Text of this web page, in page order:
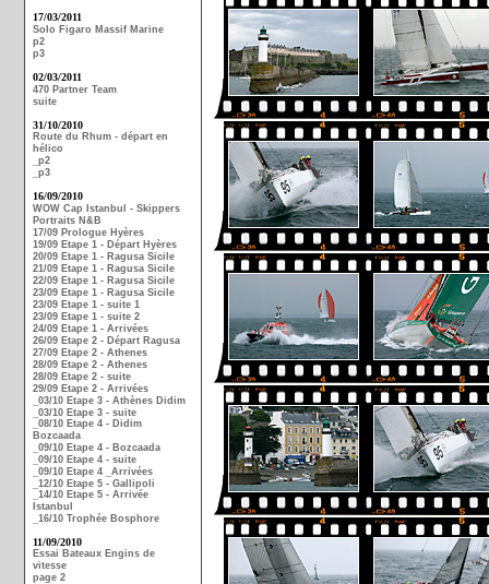
17/03/2011
Solo Figaro Massif Marine
p2
p3
02/03/2011
470 Partner Team
suite
31/10/2010
Route du Rhum - départ en
hélico
_p2
_p3
16/09/2010
WOW Cap Istanbul - Skippers
Portraits N&B
17/09 Prologue Hyères
19/09 Etape 1 - Départ Hyères
20/09 Etape 1 - Ragusa Sicile
21/09 Etape 1 - Ragusa Sicile
22/09 Etape 1 - Ragusa Sicile
23/09 Etape 1 - Ragusa Sicile
23/09 Etape 1 - suite 1
23/09 Etape 1 - suite 2
24/09 Etape 1 - Arrivées
26/09 Etape 2 - Départ Ragusa
27/09 Etape 2 - Athenes
28/09 Etape 2 - Athenes
28/09 Etape 2 - suite
29/09 Etape 2 - Arrivées
_03/10 Etape 3 - Athènes Didim
_03/10 Etape 3 - suite
_08/10 Etape 4 - Didim
Bozcaada
_09/10 Etape 4 - Bozcaada
_09/10 Etape 4 - suite
_09/10 Etape 4 _Arrivées
_12/10 Etape 5 - Gallipoli
_14/10 Etape 5 - Arrivée
Istanbul
_16/10 Trophée Bosphore
11/09/2010
Essai Bateaux Engins de
vitesse
page 2